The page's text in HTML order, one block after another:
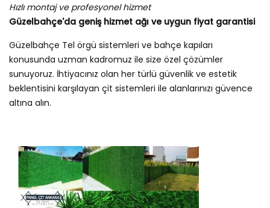
Hızlı montaj ve profesyonel hizmet
Güzelbahçe'da geniş hizmet ağı ve uygun fiyat garantisi
Güzelbahçe Tel örgü sistemleri ve bahçe kapıları
konusunda uzman kadromuz ile size özel çözümler
sunuyoruz. İhtiyacınız olan her türlü güvenlik ve estetik
beklentisini karşılayan çit sistemleri ile alanlarınızı güvence
altına alın.